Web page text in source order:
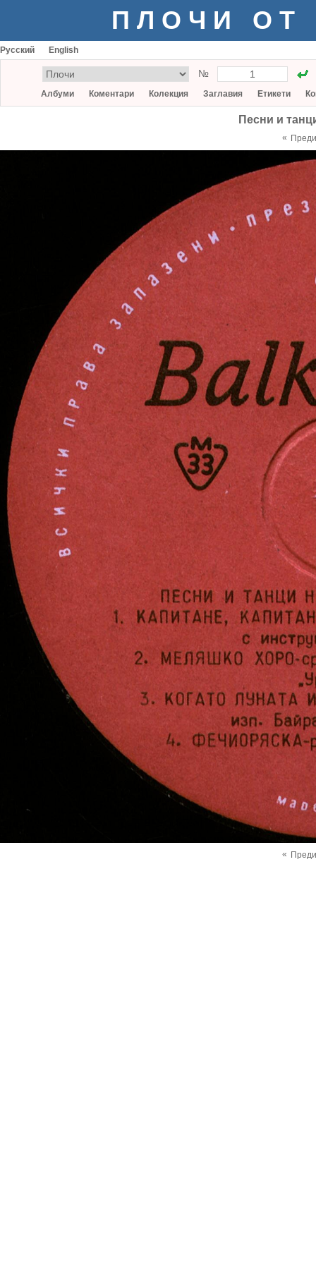
ПЛОЧИ ОТ
Русский English
№
Албуми Коментари Колекция Заглавия Етикети
Песни и
«
«